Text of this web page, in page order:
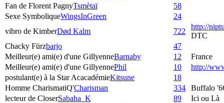
Fan de Florent PagnyTsmètaï
58
Sexe SymboliqueWingsInGreen
24
vibro de KimberDød Kalm 722
http://
DTC
Chacky Fürzbarjo
47
Meilleur(e) ami(e) d'une GillyenneBarnaby 12
France
Meilleur(e) ami(e) d'une GillyennePhil 10
http://
postulant(e) à la Star AcacadémieKitsune
18
Homme CharismatiQ'Charisman 334
Buffalo
lecteur de CloserSabaha_K 89
Ici ou Là